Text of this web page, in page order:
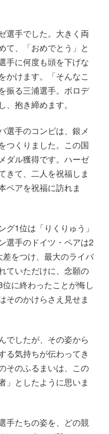
選手でした。大きく両
て、「おめでとう」と
手に何度も頭を下げな
かけます。「そんなこ
振る三浦選手。ボロデ
抱き締めます。
選手のコンビは、銀メ
つくりました。この国
ダル獲得です。ハーゼ
きて、二人を祝福しま
ペアを祝福に訪れま
1位は「りくりゅう」
選手のドイツ・ペアは2
をつけ、最大のライバ
ていただけに、念願の
に終わったことが悔し
そのかけらさえ見せま
でしたが、その姿から
る気持ちが伝わってき
そのふるまいは、この
」としたように思いま
手たちの姿を、どの競